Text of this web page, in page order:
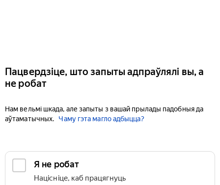
Пацвердзіце, што запыты адпраўлялі вы, а
не робат
Нам вельмі шкада, але запыты з вашай прылады падобныя да
аўтаматычных.
Чаму гэта магло адбыцца?
Я не робат
Націсніце, каб працягнуць